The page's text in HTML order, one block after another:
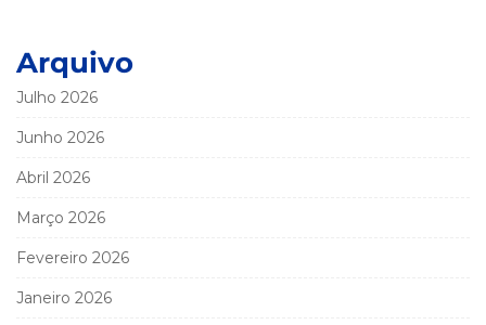
Arquivo
Julho 2026
Junho 2026
Abril 2026
Março 2026
Fevereiro 2026
Janeiro 2026